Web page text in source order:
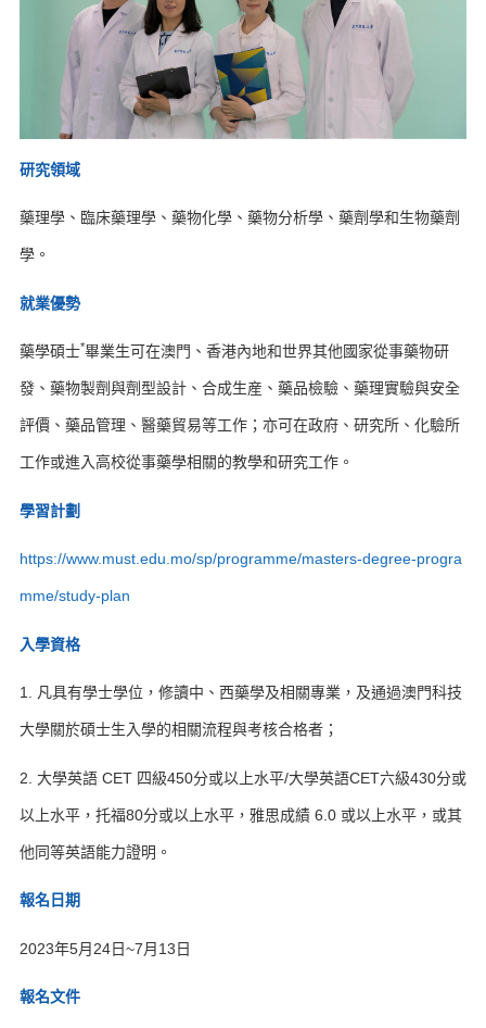
研究領域
藥理學、臨床藥理學、藥物化學、藥物分析學、藥劑學和生物藥劑
學。
就業優勢
藥學碩士*畢業生可在澳門、香港內地和世界其他國家從事藥物研
發、藥物製劑與劑型設計、合成生産、藥品檢驗、藥理實驗與安全
評價、藥品管理、醫藥貿易等工作；亦可在政府、研究所、化驗所
工作或進入高校從事藥學相關的教學和研究工作。
學習計劃
https://www.must.edu.mo/sp/programme/masters-degree-progra
mme/study-plan
入學資格
1. 凡具有學士學位，修讀中、西藥學及相關專業，及通過澳門科技
大學關於碩士生入學的相關流程與考核合格者；
2. 大學英語 CET 四級450分或以上水平/大學英語CET六級430分或
以上水平，托福80分或以上水平，雅思成績 6.0 或以上水平，或其
他同等英語能力證明。
報名日期
2023年5月24日~7月13日
報名文件